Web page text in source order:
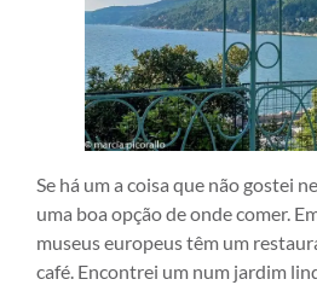
Se há um a coisa que não gostei
uma boa opção de onde comer.
museus europeus têm um
café. Encontrei um num jardim